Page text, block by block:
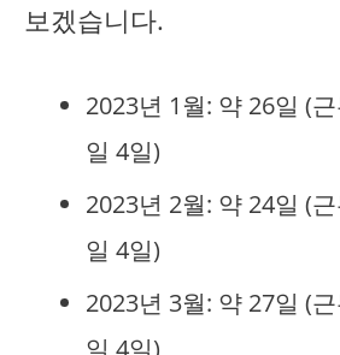
보겠습니다.
2023년 1월: 약 26일 (
일 4일)
2023년 2월: 약 24일 (
일 4일)
2023년 3월: 약 27일 (
일 4일)